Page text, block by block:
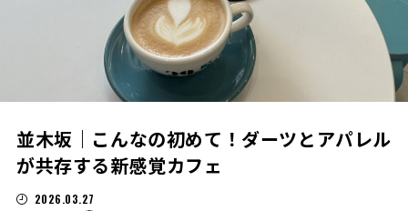
並木坂｜こんなの初めて！ダーツとアパレル
が共存する新感覚カフェ
2026.03.27